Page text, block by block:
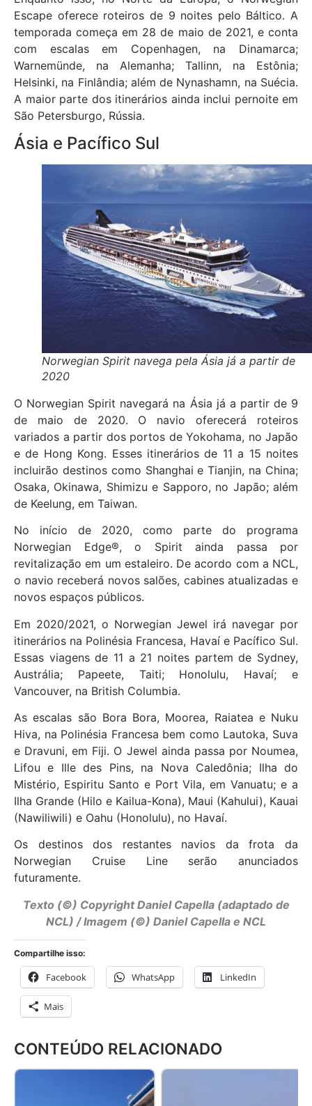
Escape oferece roteiros de 9 noites pelo Báltico. A
temporada começa em 28 de maio de 2021, e conta
com escalas em Copenhagen, na Dinamarca;
Warnemünde, na Alemanha; Tallinn, na Estônia;
Helsinki, na Finlândia; além de Nynashamn, na Suécia.
A maior parte dos itinerários ainda inclui pernoite em
São Petersburgo, Rússia.
Ásia e Pacífico Sul
Norwegian Spirit navega pela Ásia já a partir de
2020
O Norwegian Spirit navegará na Ásia já a partir de 9
de maio de 2020. O navio oferecerá roteiros
variados a partir dos portos de Yokohama, no Japão
e de Hong Kong. Esses itinerários de 11 a 15 noites
incluirão destinos como Shanghai e Tianjin, na China;
Osaka, Okinawa, Shimizu e Sapporo, no Japão; além
de Keelung, em Taiwan.
No início de 2020, como parte do programa
Norwegian Edge®, o Spirit ainda passa por
revitalização em um estaleiro. De acordo com a NCL,
o navio receberá novos salões, cabines atualizadas e
novos espaços públicos.
Em 2020/2021, o Norwegian Jewel irá navegar por
itinerários na Polinésia Francesa, Havaí e Pacífico Sul.
Essas viagens de 11 a 21 noites partem de Sydney,
Austrália; Papeete, Taiti; Honolulu, Havaí; e
Vancouver, na British Columbia.
As escalas são Bora Bora, Moorea, Raiatea e Nuku
Hiva, na Polinésia Francesa bem como Lautoka, Suva
e Dravuni, em Fiji. O Jewel ainda passa por Noumea,
Lifou e Ille des Pins, na Nova Caledônia; Ilha do
Mistério, Espiritu Santo e Port Vila, em Vanuatu; e a
Ilha Grande (Hilo e Kailua-Kona), Maui (Kahului), Kauai
(Nawiliwili) e Oahu (Honolulu), no Havaí.
Os destinos dos restantes navios da frota da
Norwegian Cruise Line serão anunciados
futuramente.
Texto (©) Copyright Daniel Capella (adaptado de
NCL) / Imagem (©) Daniel Capella e NCL
Compartilhe isso:
Facebook WhatsApp LinkedIn
Mais
CONTEÚDO RELACIONADO